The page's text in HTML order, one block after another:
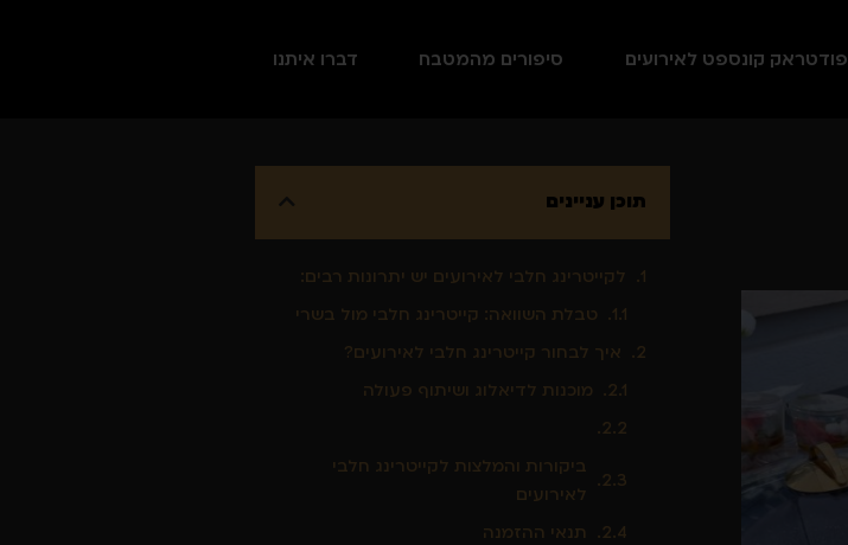
פודטראק קונספט לאירועים סיפורים מהמטבח דברו איתנו
תוכן עניינים
לקייטרינג חלבי לאירועים יש יתרונות רבים:
טבלת השוואה: קייטרינג חלבי מול בשרי
איך לבחור קייטרינג חלבי לאירועים?
מוכנות לדיאלוג ושיתוף פעולה
ביקורות והמלצות לקייטרינג חלבי
לאירועים
תנאי ההזמנה